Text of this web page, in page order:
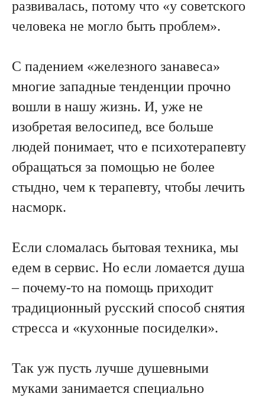
развивалась, потому что «у советского
человека не могло быть проблем».
С падением «железного занавеса»
многие западные тенденции прочно
вошли в нашу жизнь. И, уже не
изобретая велосипед, все больше
людей понимает, что е психотерапевту
обращаться за помощью не более
стыдно, чем к терапевту, чтобы лечить
насморк.
Если сломалась бытовая техника, мы
едем в сервис. Но если ломается душа
– почему-то на помощь приходит
традиционный русский способ снятия
стресса и «кухонные посиделки».
Так уж пусть лучше душевными
муками занимается специально